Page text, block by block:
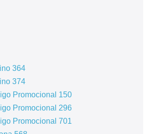
364
374
Promocional 150
Promocional 296
Promocional 701